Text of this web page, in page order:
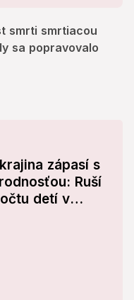
smrti smrtiacou
sa popravovalo
zápasí s
Ruší
detí v